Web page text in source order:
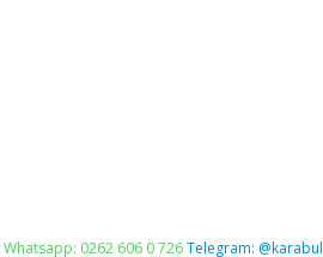
Whatsapp: 0262 606 0 726Telegram: @karabul